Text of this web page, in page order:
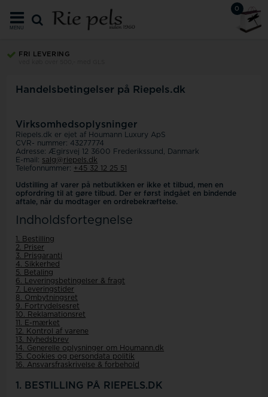
0
MENU
FRI LEVERING
Handelsbetingelser på Riepels.dk
Virksomhedsoplysninger
Riepels.dk er ejet af Houmann Luxury ApS
CVR- nummer: 43277774
Adresse: Ægirsvej 12 3600 Frederikssund, Danmark
E-mail: salg@riepels.dk
Telefonnummer: +45 32 12 25 51
Udstilling af varer på netbutikken er ikke et tilbud, men en
opfordring til at gøre tilbud. Der er først indgået en bindende
aftale, når du modtager en ordrebekræftelse.
Indholdsfortegnelse
1. Bestilling
2. Priser
3. Prisgaranti
4. Sikkerhed
5. Betaling
6. Leveringsbetingelser & fragt
7. Leveringstider
8. Ombytningsret
9. Fortrydelsesret
10. Reklamationsret
11. E-mærket
12. Kontrol af varene
13. Nyhedsbrev
14. Generelle oplysninger om Houmann.dk
15. Cookies og persondata politik
16. Ansvarsfraskrivelse & forbehold
1. BESTILLING PÅ RIEPELS.DK